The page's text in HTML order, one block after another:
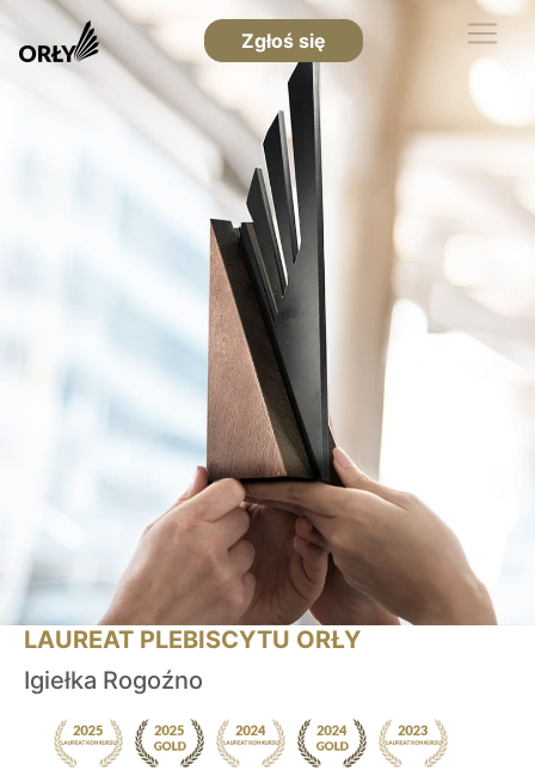
Zgłoś się
LAUREAT PLEBISCYTU ORŁY
Igiełka Rogoźno